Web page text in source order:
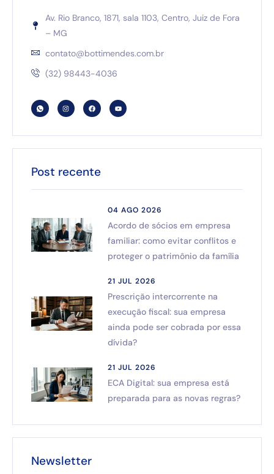
Av. Rio Branco, 1871, sala 1103, Centro, Juiz de Fora
– MG
contato@bottimendes.com.br
(32) 98443-4036
Post recente
04 AGO 2026
Acordo de sócios em empresa
familiar: como evitar conflitos e
proteger o patrimônio da família
21 JUL 2026
Prescrição intercorrente na
execução fiscal: sua empresa
ainda pode ser cobrada por essa
dívida?
21 JUL 2026
ECA Digital: sua empresa está
preparada para as novas regras?
Newsletter